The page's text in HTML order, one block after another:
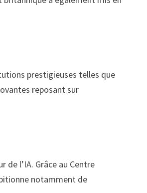
prestigieuses telles que
reposant sur
l’IA. Grâce au Centre
notamment de